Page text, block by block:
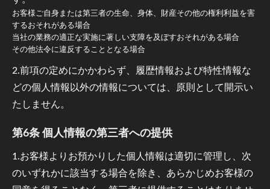
お客様ご自身または第三者の生命、身体、財産その他の権利利益を害
するおそれがある場合
当社の業務の適正な実施に著しい支障を及ぼすおそれがある場合
その他法令に違反することとなる場合
2.前項の定めにかかわらず、履歴情報および特性情報な
どの個人情報以外の情報については、原則として開示い
たしません。
第6条 個人情報の第三者への提供
1.お客様よりお預かりした個人情報は適切に管理し、次
のいずれかに該当する場合を除き、あらかじめお客様の